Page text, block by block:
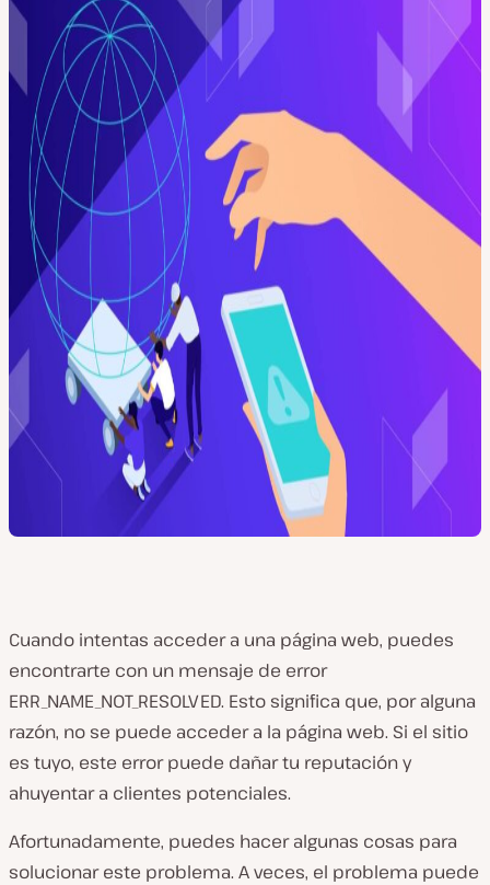
Cuando intentas acceder a una página web, puedes
encontrarte con un mensaje de error
ERR_NAME_NOT_RESOLVED. Esto significa que, por alguna
razón, no se puede acceder a la página web. Si el sitio
es tuyo, este error puede dañar tu reputación y
ahuyentar a clientes potenciales.
Afortunadamente, puedes hacer algunas cosas para
solucionar este problema. A veces, el problema puede